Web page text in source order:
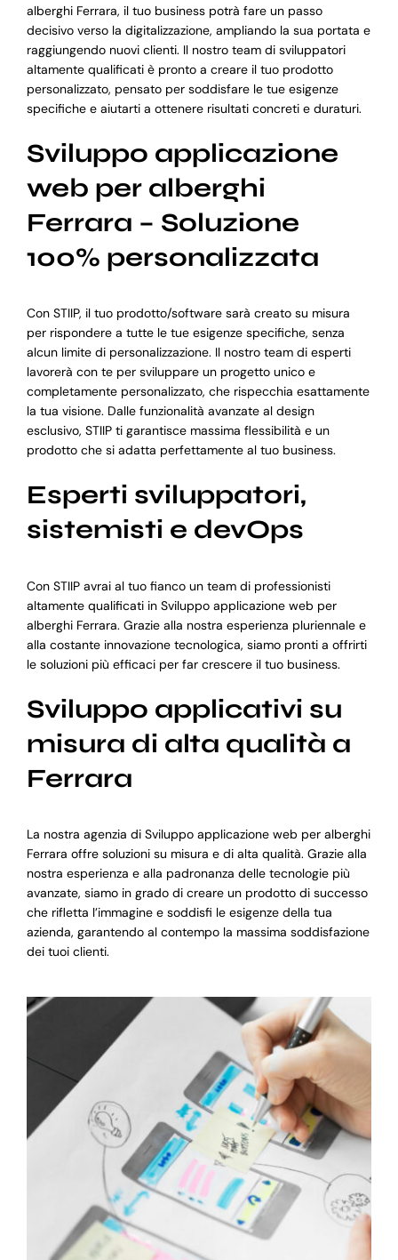
alberghi Ferrara, il tuo business potrà fare un passo
decisivo verso la digitalizzazione, ampliando la sua portata e
raggiungendo nuovi clienti. Il nostro team di sviluppatori
altamente qualificati è pronto a creare il tuo prodotto
personalizzato, pensato per soddisfare le tue esigenze
specifiche e aiutarti a ottenere risultati concreti e duraturi.
Sviluppo applicazione
web per alberghi
Ferrara – Soluzione
100% personalizzata
Con STIIP, il tuo prodotto/software sarà creato su misura
per rispondere a tutte le tue esigenze specifiche, senza
alcun limite di personalizzazione. Il nostro team di esperti
lavorerà con te per sviluppare un progetto unico e
completamente personalizzato, che rispecchia esattamente
la tua visione. Dalle funzionalità avanzate al design
esclusivo, STIIP ti garantisce massima flessibilità e un
prodotto che si adatta perfettamente al tuo business.
Esperti sviluppatori,
sistemisti e devOps
Con STIIP avrai al tuo fianco un team di professionisti
altamente qualificati in Sviluppo applicazione web per
alberghi Ferrara. Grazie alla nostra esperienza pluriennale e
alla costante innovazione tecnologica, siamo pronti a offrirti
le soluzioni più efficaci per far crescere il tuo business.
Sviluppo applicativi su
misura di alta qualità a
Ferrara
La nostra agenzia di Sviluppo applicazione web per alberghi
Ferrara offre soluzioni su misura e di alta qualità. Grazie alla
nostra esperienza e alla padronanza delle tecnologie più
avanzate, siamo in grado di creare un prodotto di successo
che rifletta l’immagine e soddisfi le esigenze della tua
azienda, garantendo al contempo la massima soddisfazione
dei tuoi clienti.